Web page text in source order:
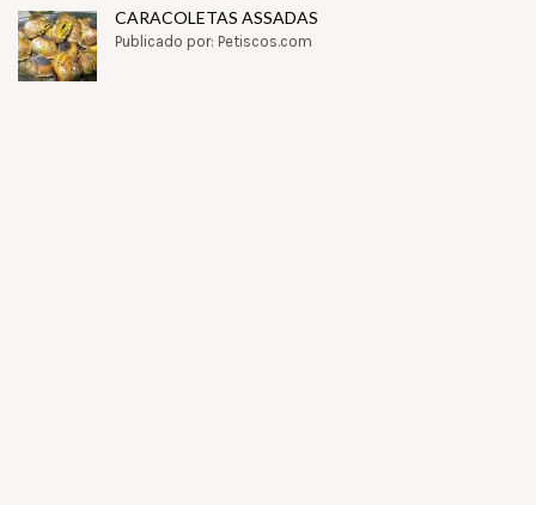
CARACOLETAS ASSADAS
Publicado por: Petiscos.com